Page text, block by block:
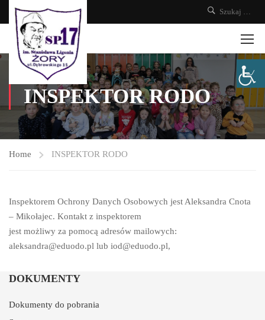
INSPEKTOR RODO
Home INSPEKTOR RODO
Inspektorem Ochrony Danych Osobowych jest Aleksandra Cnota
– Mikołajec. Kontakt z inspektorem
jest możliwy za pomocą adresów mailowych:
aleksandra@eduodo.pl lub iod@eduodo.pl,
DOKUMENTY
Dokumenty do pobrania